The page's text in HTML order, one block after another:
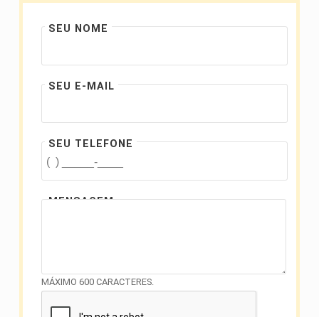
SEU NOME
SEU E-MAIL
SEU TELEFONE
MENSAGEM
MÁXIMO 600 CARACTERES.